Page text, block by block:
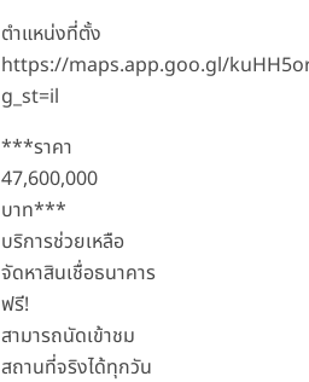
ตำแหน่งที่ตั้ง
https://maps.app.goo.gl/
g_st=il
***ราคา
47,600,000
บาท***
บริการช่วยเหลือ
จัดหาสินเชื่อธนาคาร
ฟรี!
สามารถนัดเข้าชม
สถานที่จริงได้ทุกวัน